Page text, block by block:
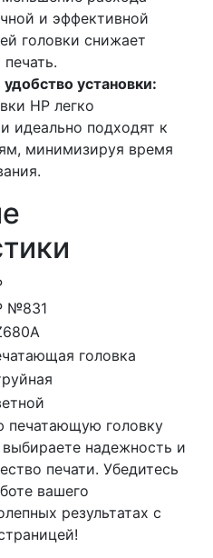
и эффективной
головки снижает
установки:
HP легко
идеально подходят к
минимизируя время
№831
головка
печатающую головку
надежность и
печати. Убедитесь
вашего
результатах с